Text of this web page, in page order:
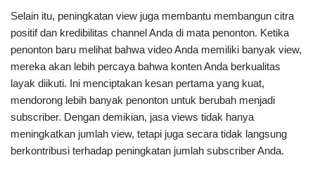
Selain itu, peningkatan view juga membantu membangun citra
positif dan kredibilitas channel Anda di mata penonton. Ketika
penonton baru melihat bahwa video Anda memiliki banyak view,
mereka akan lebih percaya bahwa konten Anda berkualitas
layak diikuti. Ini menciptakan kesan pertama yang kuat,
mendorong lebih banyak penonton untuk berubah menjadi
subscriber. Dengan demikian, jasa views tidak hanya
meningkatkan jumlah view, tetapi juga secara tidak langsung
berkontribusi terhadap peningkatan jumlah subscriber Anda.